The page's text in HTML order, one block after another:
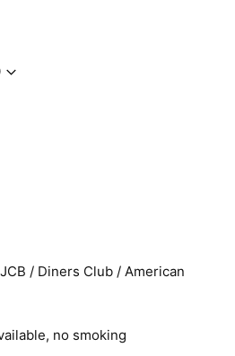
/ Diners Club / American
no smoking